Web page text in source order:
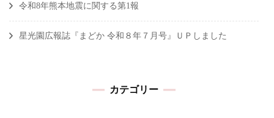
令和8年熊本地震に関する第1報
星光園広報誌『まどか 令和８年７月号』ＵＰしました
カテゴリー